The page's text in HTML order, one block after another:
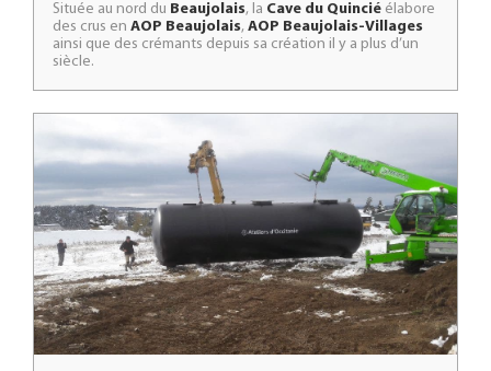
Située au nord du Beaujolais, la Cave du Quincié élabore
des crus en AOP Beaujolais, AOP Beaujolais-Villages
ainsi que des crémants depuis sa création il y a plus d’un
siècle.